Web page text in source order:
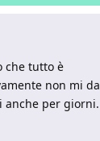
che tutto è
non mi da
anche per giorni.